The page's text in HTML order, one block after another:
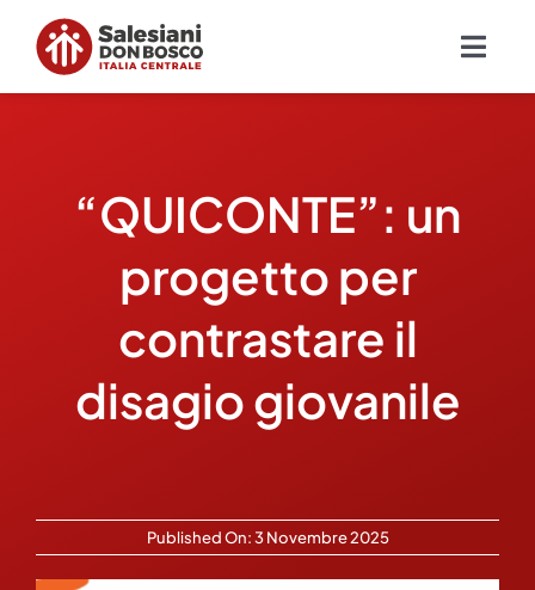
contenuto
Missione
Ambienti educativi e servizi
“QUICONTE”: un
progetto per
contrastare il
disagio giovanile
Published On: 3 Novembre 2025